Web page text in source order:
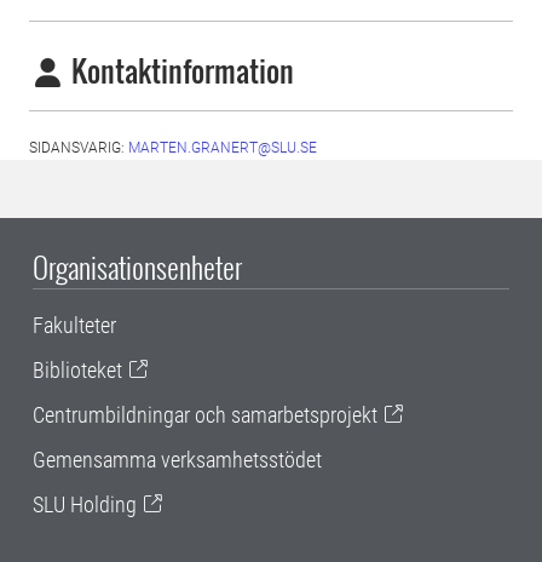
Kontaktinformation
SIDANSVARIG: MARTEN.GRANERT@SLU.SE
Organisationsenheter
Fakulteter
Biblioteket
Centrumbildningar och samarbetsprojekt
Gemensamma verksamhetsstödet
SLU Holding